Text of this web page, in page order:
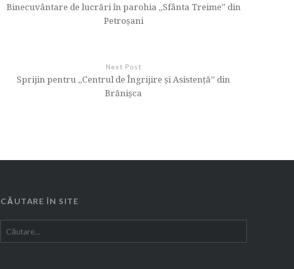
Binecuvântare de lucrări în parohia „Sfânta Treime” din
Petroșani
Next Post
Sprijin pentru „Centrul de Îngrijire și Asistență” din
Brănișca
CĂUTARE ÎN SITE
după: